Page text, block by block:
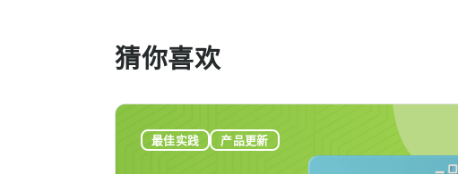
猜你喜欢
最佳实践 产品更新